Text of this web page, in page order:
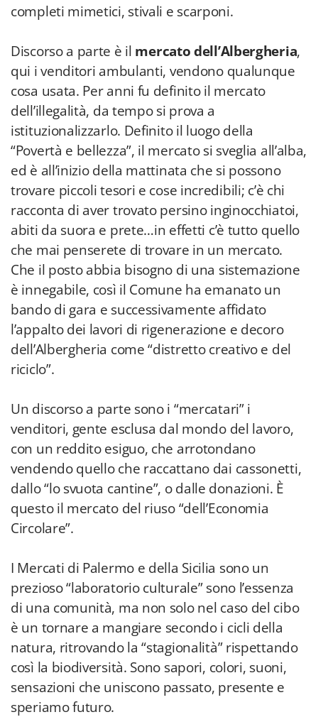
completi mimetici, stivali e scarponi.
Discorso a parte è il mercato dell’Albergheria,
qui i venditori ambulanti, vendono qualunque
cosa usata. Per anni fu definito il mercato
dell’illegalità, da tempo si prova a
istituzionalizzarlo. Definito il luogo della
“Povertà e bellezza”, il mercato si sveglia all’alba,
ed è all’inizio della mattinata che si possono
trovare piccoli tesori e cose incredibili; c’è chi
racconta di aver trovato persino inginocchiatoi,
abiti da suora e prete…in effetti c’è tutto quello
che mai penserete di trovare in un mercato.
Che il posto abbia bisogno di una sistemazione
è innegabile, così il Comune ha emanato un
bando di gara e successivamente affidato
l’appalto dei lavori di rigenerazione e decoro
dell’Albergheria come “distretto creativo e del
riciclo”.
Un discorso a parte sono i “mercatari” i
venditori, gente esclusa dal mondo del lavoro,
con un reddito esiguo, che arrotondano
vendendo quello che raccattano dai cassonetti,
dallo “lo svuota cantine”, o dalle donazioni. È
questo il mercato del riuso “dell’Economia
Circolare”.
I Mercati di Palermo e della Sicilia sono un
prezioso “laboratorio culturale” sono l’essenza
di una comunità, ma non solo nel caso del cibo
è un tornare a mangiare secondo i cicli della
natura, ritrovando la “stagionalità” rispettando
così la biodiversità. Sono sapori, colori, suoni,
sensazioni che uniscono passato, presente e
speriamo futuro.